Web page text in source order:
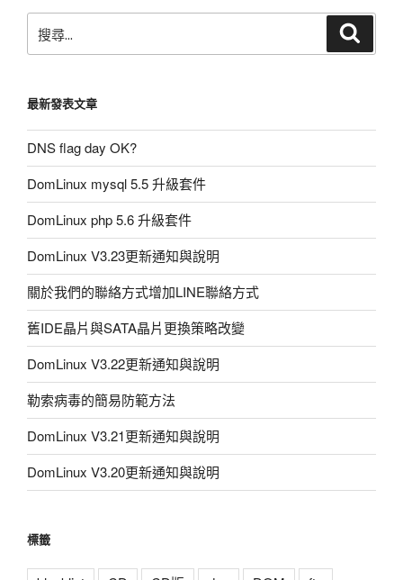
搜
尋:
最新發表文章
DNS flag day OK?
DomLinux mysql 5.5 升級套件
DomLinux php 5.6 升級套件
DomLinux V3.23更新通知與說明
關於我們的聯絡方式增加LINE聯絡方式
舊IDE晶片與SATA晶片更換策略改變
DomLinux V3.22更新通知與說明
勒索病毒的簡易防範方法
DomLinux V3.21更新通知與說明
DomLinux V3.20更新通知與說明
標籤